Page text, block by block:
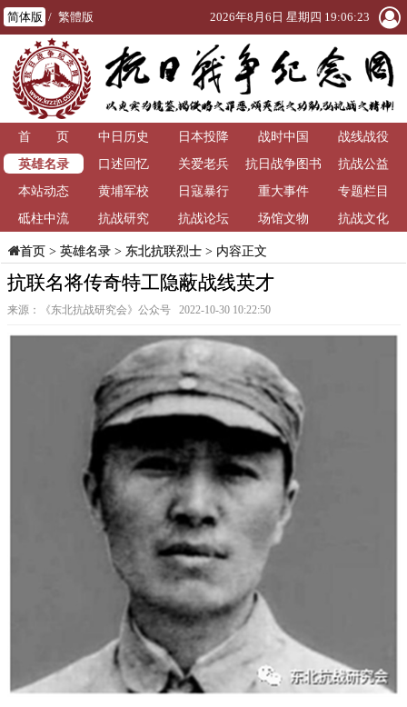
简体版 / 繁體版 2026年8月6日 星期四 19:06:24
首 页 中日历史 日本投降 战时中国
战线战役
英雄名录
口述回忆 关爱老兵
抗日战争图书
馆
抗战公益
本站动态
黄埔军校 日寇暴行 重大事件
专题栏目
砥柱中流
抗战研究 抗战论坛 场馆文物 抗战文化
首页> 英雄名录> 东北抗联烈士> 内容正文
抗联名将传奇特工隐蔽战线英才
来源：《东北抗战研究会》公众号 2022-10-30 10:22:50